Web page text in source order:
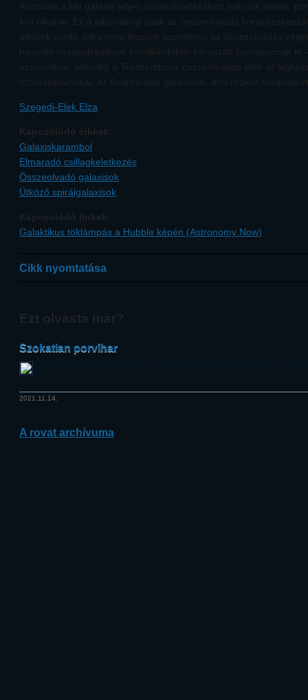
Azonban a két galaxis teljes összeolvadásához sok-sok évnek,
kell eltelnie. Ez a pillanatkép csak az összeolvadás korai
életünk során soha nem leszünk szemtanúi az összeolvadás
hasonló összeolvadások évmilliárdokon keresztül bontakoznak ki
számunkra. Jelenleg a Tejútrendszer összeolvadás előtt áll
szomszédunkkal, az Androméda-galaxissal, ami örökre
Szegedi-Elek Elza
Kapcsolódó cikkek:
Galaxiskarambol
Elmaradó csillagkeletkezés
Összeolvadó galaxisok
Ütköző spirálgalaxisok
Kapcsolódó linkek:
Galaktikus töklámpás a Hubble képén (Astronomy Now)
Cikk nyomtatása
Ezt olvasta már?
Szokatlan porvihar
2021.11.14.
A rovat archívuma